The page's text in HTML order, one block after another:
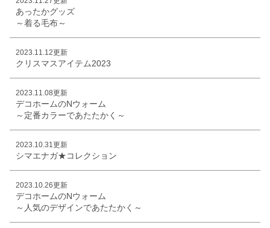
あったかグッズ
～着る毛布～
2023.11.12更新
クリスマスアイテム2023
2023.11.08更新
デコホームのNウォーム
～定番カラーであたたかく～
2023.10.31更新
シマエナガ★コレクション
2023.10.26更新
デコホームのNウォーム
～人気のデザインであたたかく～